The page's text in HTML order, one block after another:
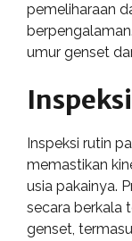
pemeliharaan
umur genset
Inspeksi rutin
memastikan
usia pakainya.
secara berkala
genset,